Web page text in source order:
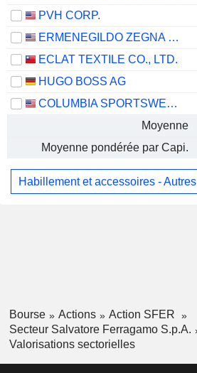
PVH CORP.
ERMENEGILDO ZEGNA N.V.
ECLAT TEXTILE CO., LTD.
HUGO BOSS AG
COLUMBIA SPORTSWEAR COMPANY
Moyenne
Moyenne pondérée par Capi.
Habillement et accessoires - Autres
Bourse Actions
Action SFER
Secteur Salvatore Ferragamo S.p.A.
Valorisations sectorielles